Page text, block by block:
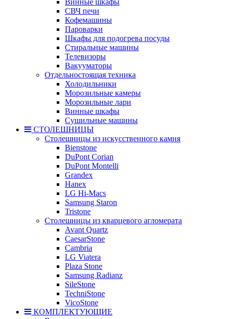
СВЧ печи
Кофемашины
Пароварки
Шкафы для подогрева посуды
Стиральные машины
Телевизоры
Вакууматоры
Отдельностоящая техника
Холодильники
Морозильные камеры
Морозильные лари
Винные шкафы
Сушильные машины
СТОЛЕШНИЦЫ
Столешницы из искусственного камня
Bienstone
DuPont Corian
DuPont Montelli
Grandex
Hanex
LG Hi-Macs
Samsung Staron
Tristone
Столешницы из кварцевого агломерата
Avant Quartz
CaesarStone
Cambria
LG Viatera
Plaza Stone
Samsung Radianz
SileStone
TechniStone
VicoStone
КОМПЛЕКТУЮЩИЕ